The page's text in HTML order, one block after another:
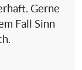
Gerne
Fall Sinn